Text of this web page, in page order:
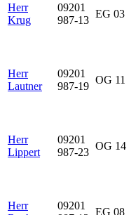
Herr
Krug
09201
987-13
EG 03
Herr
Lautner
09201
987-19
OG 11
Herr
Lippert
09201
987-23
OG 14
Herr
09201
EG 08